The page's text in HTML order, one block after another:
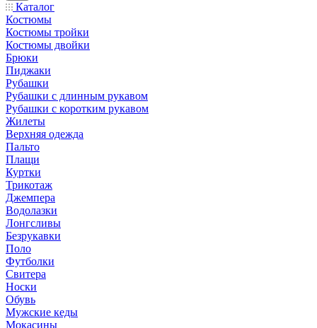
Каталог
Костюмы
Костюмы тройки
Костюмы двойки
Брюки
Пиджаки
Рубашки
Рубашки с длинным рукавом
Рубашки с коротким рукавом
Жилеты
Верхняя одежда
Пальто
Плащи
Куртки
Трикотаж
Джемпера
Водолазки
Лонгсливы
Безрукавки
Поло
Футболки
Свитера
Носки
Обувь
Мужские кеды
Мокасины